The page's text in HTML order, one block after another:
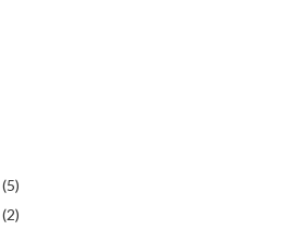
(5)
(2)